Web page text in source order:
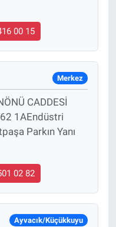
00 15
Merkez
CADDESİ
1AEndüstri
Parkın Yanı
02 82
Ayvacık/Küçükkuyu